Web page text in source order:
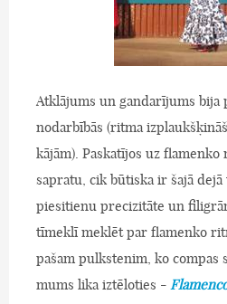
Atklājums un gandarījums bija
nodarbībās (ritma
kājām). Paskatījos uz flamenko
sapratu, cik būtiska ir šajā
piesitienu precizitāte un
tīmeklī meklēt par flamenko
pašam pulkstenim, ko compas
mums lika iztēloties -